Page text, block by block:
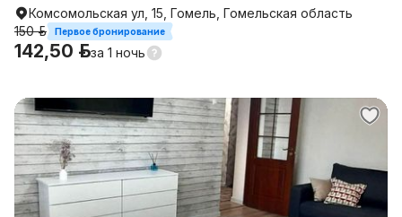
Комсомольская ул, 15, Гомель, Гомельская область
150 р.
Первое бронирование
142,50 р.за 1 ночь